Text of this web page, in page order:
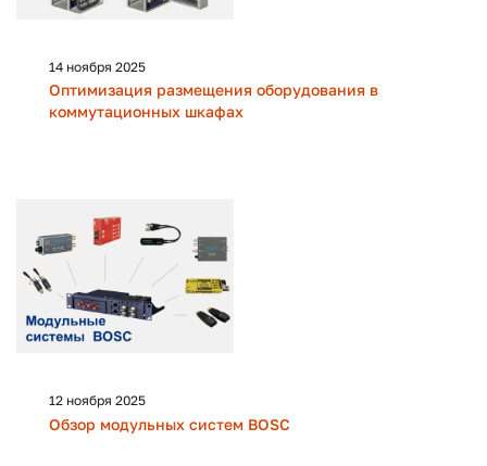
14 ноября 2025
Оптимизация размещения оборудования в
коммутационных шкафах
12 ноября 2025
Обзор модульных систем BOSC